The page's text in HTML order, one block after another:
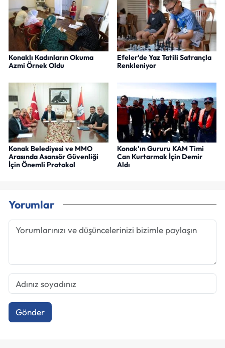
Konaklı Kadınların Okuma
Azmi Örnek Oldu
Efeler'de Yaz Tatili Satrançla
Renkleniyor
Konak Belediyesi ve MMO
Arasında Asansör Güvenliği
İçin Önemli Protokol
Konak'ın Gururu KAM Timi
Can Kurtarmak İçin Demir
Aldı
Yorumlar
Gönder